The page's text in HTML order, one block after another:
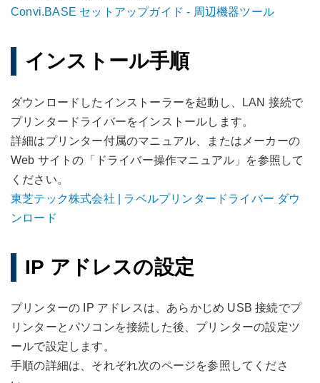
Convi.BASE セットアップガイド - 周辺機器ツール
インストール手順
ダウンロードしたインストーラーを起動し、LAN 接続で
プリンタードライバーをインストールします。
詳細はプリンター付属のマニュアル、またはメーカーの
Web サイトの「ドライバー操作マニュアル」を参照して
ください。
東芝テック株式会社 | ラベルプリンタードライバー ダウ
ンロード
IP アドレスの設定
プリンターの IP アドレスは、あらかじめ USB 接続でプ
リンターとパソコンを接続した後、プリンターの設定ツ
ールで設定します。
手順の詳細は、それぞれ次のページを参照してくださ